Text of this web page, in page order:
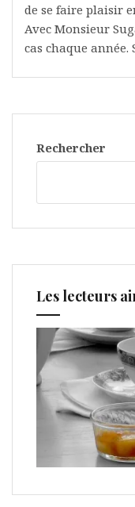
de se faire plaisir
Avec Monsieur
cas chaque
Rechercher
Les lecteurs